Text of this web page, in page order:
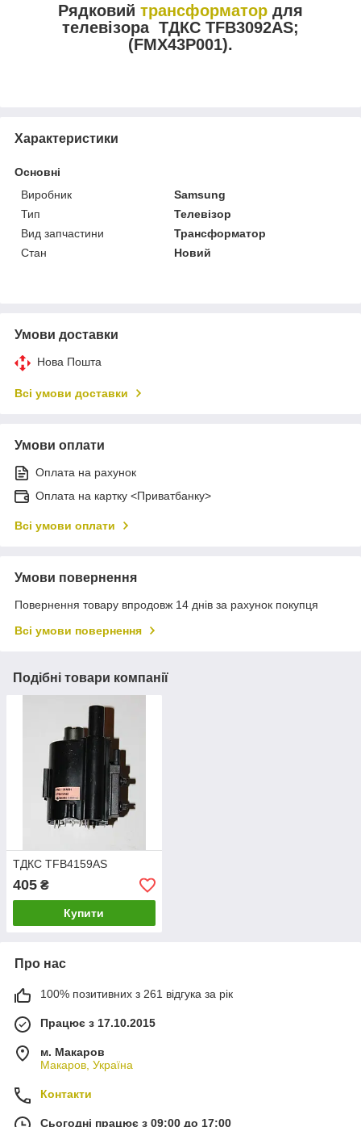
Рядковий трансформатор для
телевізора ТДКС TFB3092AS;
(FMX43P001).
Характеристики
Основні
Виробник
Samsung
Тип
Телевізор
Вид запчастини
Трансформатор
Стан
Новий
Умови доставки
Нова Пошта
Всі умови доставки
Умови оплати
Оплата на рахунок
Оплата на картку <Приватбанку>
Всі умови оплати
Умови повернення
Повернення товару впродовж 14 днів за рахунок покупця
Всі умови повернення
Подібні товари компанії
ТДКС TFB4159AS
405 ₴
Купити
Про нас
100% позитивних з 261 відгука за рік
Працює з 17.10.2015
м. Макаров
Макаров, Україна
Контакти
Сьогодні працює з 09:00 до 17:00